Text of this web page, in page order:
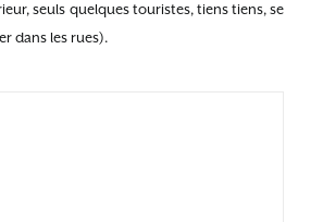
seuls quelques touristes, tiens tiens, se
dans les rues).